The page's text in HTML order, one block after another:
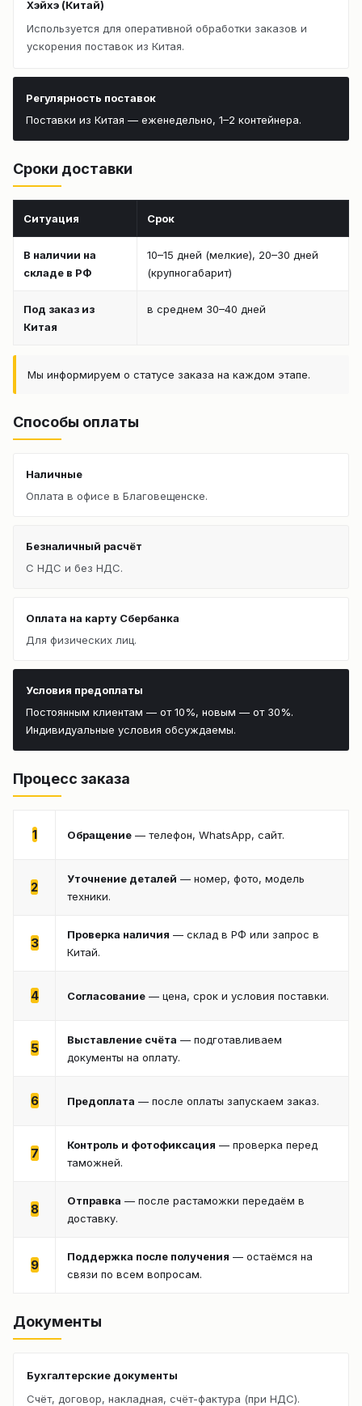
Хэйхэ (Китай)
Используется для оперативной обработки заказов и
ускорения поставок из Китая.
Регулярность поставок
Поставки из Китая — еженедельно, 1–2 контейнера.
Сроки доставки
Ситуация Срок
В наличии на
складе в РФ
10–15 дней (мелкие), 20–30 дней
(крупногабарит)
Под заказ из
Китая
в среднем 30–40 дней
Мы информируем о статусе заказа на каждом этапе.
Способы оплаты
Наличные
Оплата в офисе в Благовещенске.
Безналичный расчёт
С НДС и без НДС.
Оплата на карту Сбербанка
Для физических лиц.
Условия предоплаты
Постоянным клиентам — от 10%, новым — от 30%.
Индивидуальные условия обсуждаемы.
Процесс заказа
1 Обращение — телефон, WhatsApp, сайт.
2
Уточнение деталей — номер, фото, модель
техники.
3
Проверка наличия — склад в РФ или запрос в
Китай.
4 Согласование — цена, срок и условия поставки.
5
Выставление счёта — подготавливаем
документы на оплату.
6 Предоплата — после оплаты запускаем заказ.
7
Контроль и фотофиксация — проверка перед
таможней.
8
Отправка — после растаможки передаём в
доставку.
9
Поддержка после получения — остаёмся на
связи по всем вопросам.
Документы
Бухгалтерские документы
Счёт, договор, накладная, счёт-фактура (при НДС).